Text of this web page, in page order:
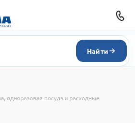
Найти
одноразовая посуда и расходные